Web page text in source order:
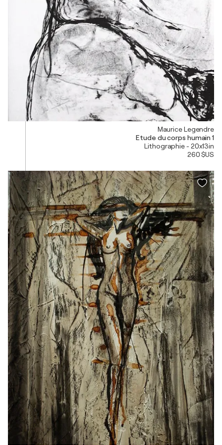
Maurice Legendre
Etude du corps humain 1
Lithographie - 20x13in
260 $US